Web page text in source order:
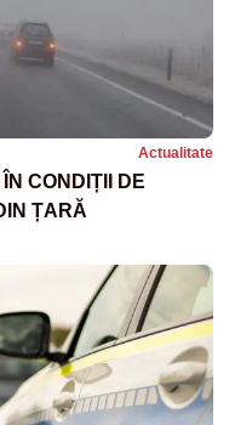
Actualitate
CONDIȚII DE
ȚARĂ